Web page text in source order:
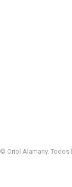
© Oriol Alamany.